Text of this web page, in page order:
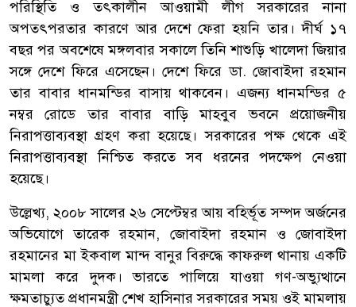
পরিস্থিতি ও তৎকালীন আওয়ামী লীগ সরকারের নানা
অপতৎপরতার কারণে আর দেশে ফেরা হয়নি তার। দীর্ঘ ১৭
বছর পর অবশেষে মঙ্গলবার সকালে তিনি শাশুড়ি খালেদা জিয়ার
সঙ্গে দেশে ফিরে এসেছেন। দেশে ফিরে ডা. জোবাইদা রহমান
তার বাবার ধানমন্ডির বাসায় থাকবেন। এজন্য ধানমন্ডির ৫
নম্বর রোডে তার বাবার বাড়ি মাহবুব ভবনে প্রয়োজনীয়
নিরাপত্তাব্যবস্থা গ্রহণ করা হয়েছে। সরকারের পক্ষ থেকে এই
নিরাপত্তাব্যবস্থা নিশ্চিত করতে সব ধরনের পদক্ষেপ নেওয়া
হয়েছে।
উল্লেখ্য, ২০০৮ সালের ২৬ সেপ্টেম্বর আয় বহির্ভূত সম্পদ অর্জনের
অভিযোগে তারেক রহমান, জোবাইদা রহমান ও জোবাইদা
রহমানের মা ইকবাল মান্দ বানুর বিরুদ্ধে কাফরুল থানায় একটি
মামলা করে দুদক। ভারতে পালিয়ে যাওয়া গণ-অভ্যুত্থানে
ক্ষমতাচ্যুত প্রধানমন্ত্রী শেখ হাসিনার সরকারের সময় ওই মামলায়